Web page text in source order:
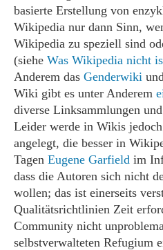
basierte Erstellung von
Wikipedia nur dann Sinn,
Wikipedia zu speziell sind
(siehe Was Wikipedia nicht
Anderem das Genderwiki
Wiki gibt es unter Anderem
diverse Linksammlungen
Leider werde in Wikis
angelegt, die besser in
Tagen Eugene Garfield im
dass die Autoren sich nicht
wollen; das ist einerseits
Qualitätsrichtlinien Zeit
Community nicht
selbstverwalteten Refugium